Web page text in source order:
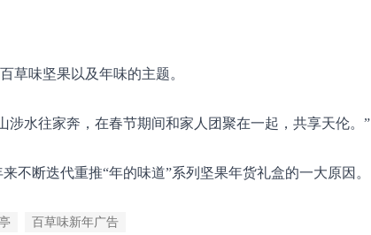
草味坚果以及年味的主题。
水往家奔，在春节期间和家人团聚在一起，共享天伦。”
不断迭代重推“年的味道”系列坚果年货礼盒的一大原因。
百草味新年广告